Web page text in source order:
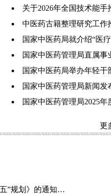
关于2026年全国技术能
中医药古籍整理研究工
国家中医药局就介绍“医
国家中医药管理局直属
国家中医药局举办年轻
国家中医药管理局新闻
国家中医药管理局2025
更
”规划》的通知…